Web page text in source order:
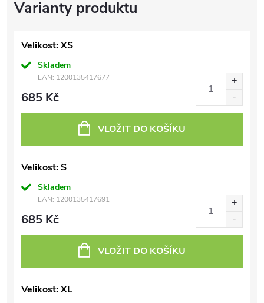
Velikost: XS
Skladem
EAN: 1200135417677
685 Kč
VLOŽIT DO KOŠÍKU
Velikost: S
Skladem
EAN: 1200135417691
685 Kč
VLOŽIT DO KOŠÍKU
Velikost: XL